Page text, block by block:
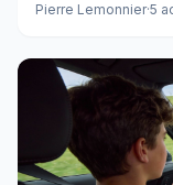
Pierre Lemonnier·5